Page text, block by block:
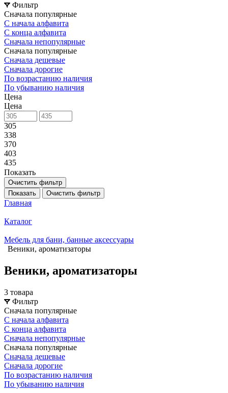
Фильтр
Сначала популярные
С начала алфавита
С конца алфавита
Сначала непопулярные
Сначала популярные
Сначала дешевые
Сначала дорогие
По возрастанию наличия
По убыванию наличия
Цена
Цена
305
338
370
403
435
Показать
Очистить фильтр
Показать
Очистить фильтр
Главная
Каталог
Мебель для бани, банные аксессуары
Веники, ароматизаторы
Веники, ароматизаторы
3 товара
Фильтр
Сначала популярные
С начала алфавита
С конца алфавита
Сначала непопулярные
Сначала популярные
Сначала дешевые
Сначала дорогие
По возрастанию наличия
По убыванию наличия